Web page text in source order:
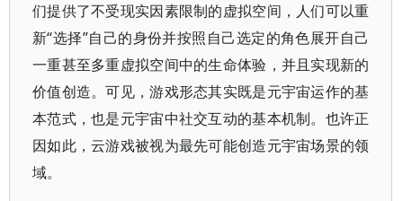
们提供了不受现实因素限制的虚拟空间，人们可以重
新“选择”自己的身份并按照自己选定的角色展开自己
一重甚至多重虚拟空间中的生命体验，并且实现新的
价值创造。可见，游戏形态其实既是元宇宙运作的基
本范式，也是元宇宙中社交互动的基本机制。也许正
因如此，云游戏被视为最先可能创造元宇宙场景的领
域。